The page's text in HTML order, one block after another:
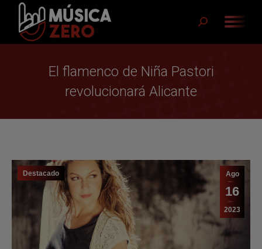
Buscar:
El flamenco de Niña Pastori
revolucionará Alicante
Ago
16
2023
Destacado